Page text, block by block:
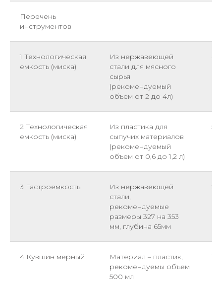
Перечень
инструментов
1 Технологическая
емкость (миска)
Из нержавеющей
стали для мясного
сырья
(рекомендуемый
объем от 2 до 4л)
4
2 Технологическая
емкость (миска)
Из пластика для
сыпучих материалов
(рекомендуемый
объем от 0,6 до 1,2 л)
5
3 Гастроемкость
Из нержавеющей
стали,
рекомендуемые
размеры 327 на 353
мм, глубина 65мм
2
4 Кувшин мерный
Материал – пластик,
рекомендуемы объем
500 мл
1